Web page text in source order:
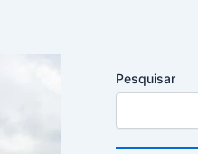
Pesquisar